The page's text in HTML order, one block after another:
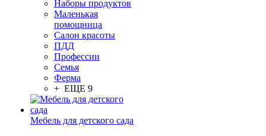
Наборы продуктов
Маленькая
помощница
Салон красоты
ПДД
Профессии
Семья
Ферма
+ ЕЩЕ 9
Мебель для детского сада